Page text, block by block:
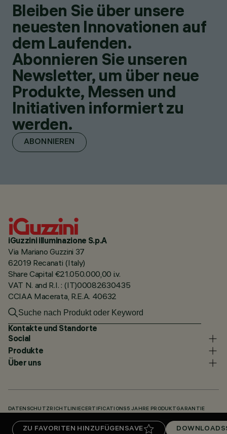
ZU FAVORITEN HINZUFÜGEN SAVE DOWNLOADS
Bleiben Sie über unsere
neuesten Innovationen auf
dem Laufenden.
Abonnieren Sie unseren
Newsletter, um über neue
Produkte, Messen und
Initiativen informiert zu
werden.
ABONNIEREN
iGuzzini illuminazione S.p.A
Via Mariano Guzzini 37
62019 Recanati (Italy)
Share Capital €21.050.000,00 i.v.
VAT N. and R.I. : (IT)00082630435
CCIAA Macerata, R.E.A. 40632
Kontakte und Standorte
Social
Produkte
Über uns
DATENSCHUTZRICHTLINIECERTIFICATIONS 5 JAHRE PRODUKTGARANTIE
UNSERE CODES KNOWLEDGE BASE (LOGIN REQUIRED) DOWNLOADS